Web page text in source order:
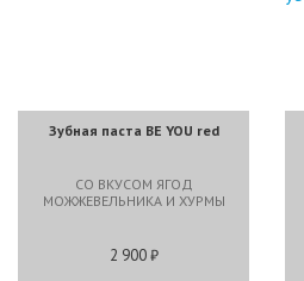
Зубная паста BE YOU red
СО ВКУСОМ ЯГОД
МОЖЖЕВЕЛЬНИКА И ХУРМЫ
2 900 ₽